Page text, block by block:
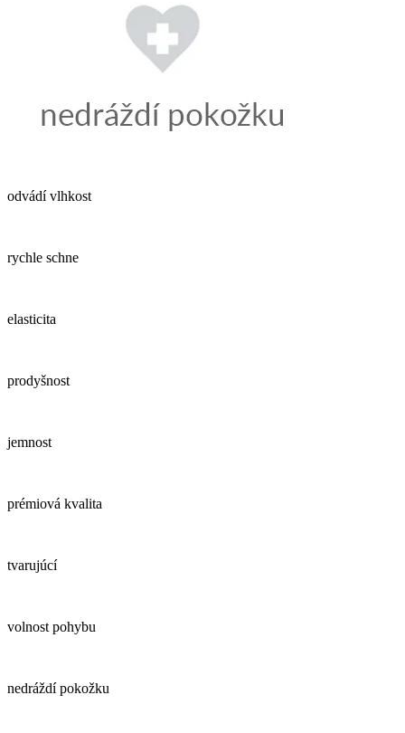
odvádí vlhkost
rychle schne
elasticita
prodyšnost
jemnost
prémiová kvalita
tvarujúcí
volnost pohybu
nedráždí pokožku